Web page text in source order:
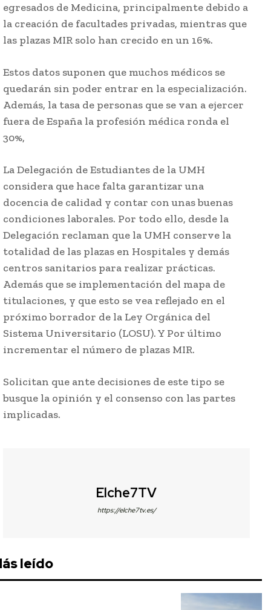
egresados de Medicina, principalmente debido a
la creación de facultades privadas, mientras que
las plazas MIR solo han crecido en un 16%.
Estos datos suponen que muchos médicos se
quedarán sin poder entrar en la especialización.
Además, la tasa de personas que se van a ejercer
fuera de España la profesión médica ronda el
30%,
La Delegación de Estudiantes de la UMH
considera que hace falta garantizar una
docencia de calidad y contar con unas buenas
condiciones laborales. Por todo ello, desde la
Delegación reclaman que la UMH conserve la
totalidad de las plazas en Hospitales y demás
centros sanitarios para realizar prácticas.
Además que se implementación del mapa de
titulaciones, y que esto se vea reflejado en el
próximo borrador de la Ley Orgánica del
Sistema Universitario (LOSU). Y Por último
incrementar el número de plazas MIR.
Solicitan que ante decisiones de este tipo se
busque la opinión y el consenso con las partes
implicadas.
Elche7TV
https://elche7tv.es/
leído